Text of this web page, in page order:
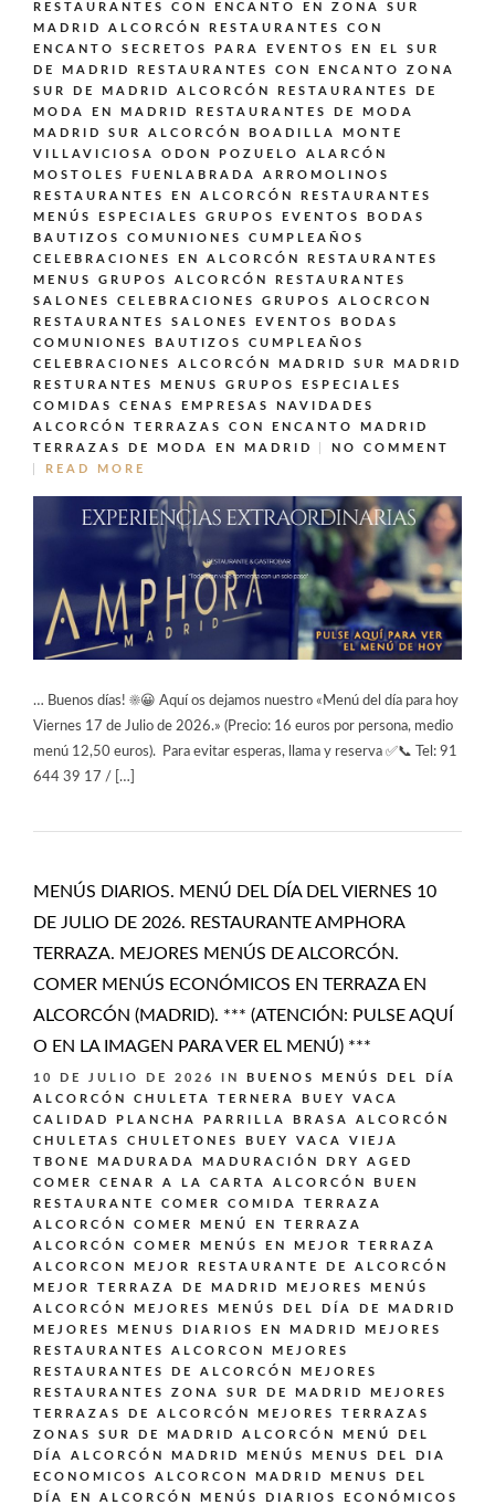
RESTAURANTES CON ENCANTO EN ZONA SUR
MADRID ALCORCÓN
RESTAURANTES CON
ENCANTO SECRETOS PARA EVENTOS EN EL SUR
DE MADRID
RESTAURANTES CON ENCANTO ZONA
SUR DE MADRID ALCORCÓN
RESTAURANTES DE
MODA EN MADRID
RESTAURANTES DE MODA
MADRID SUR ALCORCÓN BOADILLA MONTE
VILLAVICIOSA ODON POZUELO ALARCÓN
MOSTOLES FUENLABRADA ARROMOLINOS
RESTAURANTES EN ALCORCÓN
RESTAURANTES
MENÚS ESPECIALES GRUPOS EVENTOS BODAS
BAUTIZOS COMUNIONES CUMPLEAÑOS
CELEBRACIONES EN ALCORCÓN
RESTAURANTES
MENUS GRUPOS ALCORCÓN
RESTAURANTES
SALONES CELEBRACIONES GRUPOS ALOCRCON
RESTAURANTES SALONES EVENTOS BODAS
COMUNIONES BAUTIZOS CUMPLEAÑOS
CELEBRACIONES ALCORCÓN MADRID SUR MADRID
RESTURANTES MENUS GRUPOS ESPECIALES
COMIDAS CENAS EMPRESAS NAVIDADES
ALCORCÓN
TERRAZAS CON ENCANTO MADRID
TERRAZAS DE MODA EN MADRID
NO COMMENT
READ MORE
… Buenos días! ☀️😀 Aquí os dejamos nuestro «Menú del día para hoy
Viernes 17 de Julio de 2026.» (Precio: 16 euros por persona, medio
menú 12,50 euros). Para evitar esperas, llama y reserva ✅📞 Tel: 91
644 39 17 / […]
MENÚS DIARIOS. MENÚ DEL DÍA DEL VIERNES 10
DE JULIO DE 2026. RESTAURANTE AMPHORA
TERRAZA. MEJORES MENÚS DE ALCORCÓN.
COMER MENÚS ECONÓMICOS EN TERRAZA EN
ALCORCÓN (MADRID). *** (ATENCIÓN: PULSE AQUÍ
O EN LA IMAGEN PARA VER EL MENÚ) ***
10 DE JULIO DE 2026 IN
BUENOS MENÚS DEL DÍA
ALCORCÓN
CHULETA TERNERA BUEY VACA
CALIDAD PLANCHA PARRILLA BRASA ALCORCÓN
CHULETAS CHULETONES BUEY VACA VIEJA
TBONE MADURADA MADURACIÓN DRY AGED
COMER CENAR A LA CARTA ALCORCÓN BUEN
RESTAURANTE
COMER COMIDA TERRAZA
ALCORCÓN
COMER MENÚ EN TERRAZA
ALCORCÓN
COMER MENÚS EN MEJOR TERRAZA
ALCORCON
MEJOR RESTAURANTE DE ALCORCÓN
MEJOR TERRAZA DE MADRID
MEJORES MENÚS
ALCORCÓN
MEJORES MENÚS DEL DÍA DE MADRID
MEJORES MENUS DIARIOS EN MADRID
MEJORES
RESTAURANTES ALCORCON
MEJORES
RESTAURANTES DE ALCORCÓN
MEJORES
RESTAURANTES ZONA SUR DE MADRID
MEJORES
TERRAZAS DE ALCORCÓN
MEJORES TERRAZAS
ZONAS SUR DE MADRID ALCORCÓN
MENÚ DEL
DÍA ALCORCÓN MADRID
MENÚS
MENUS DEL DIA
ECONOMICOS ALCORCON MADRID
MENUS DEL
DÍA EN ALCORCÓN
MENÚS DIARIOS ECONÓMICOS